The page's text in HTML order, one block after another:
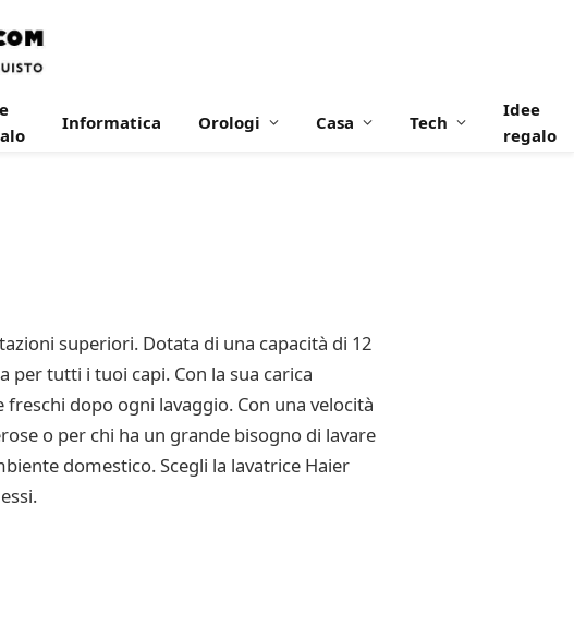
Informatica Orologi Casa Tech
Idee
regalo
superiori. Dotata di una capacità di 12
per tutti i tuoi capi. Con la sua carica
dopo ogni lavaggio. Con una velocità
o per chi ha un grande bisogno di lavare
domestico. Scegli la lavatrice Haier